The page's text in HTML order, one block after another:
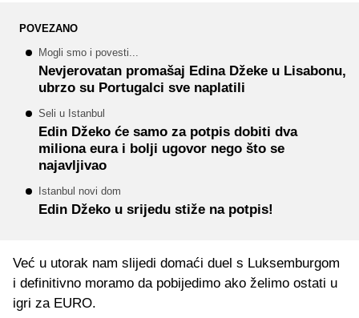
POVEZANO
Mogli smo i povesti...
Nevjerovatan promašaj Edina Džeke u Lisabonu,
ubrzo su Portugalci sve naplatili
Seli u Istanbul
Edin Džeko će samo za potpis dobiti dva
miliona eura i bolji ugovor nego što se
najavljivao
Istanbul novi dom
Edin Džeko u srijedu stiže na potpis!
Već u utorak nam slijedi domaći duel s Luksemburgom
i definitivno moramo da pobijedimo ako želimo ostati u
igri za EURO.